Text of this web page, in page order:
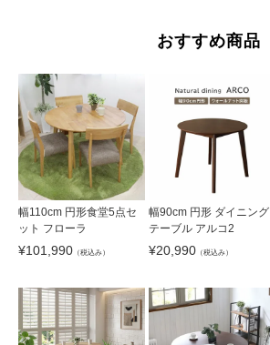
おすすめ商品
幅110cm 円形食堂5点セ
ット フローラ
¥101,990 （税込み）
幅90cm 円形 ダイニング
テーブル アルコ2
¥20,990 （税込み）